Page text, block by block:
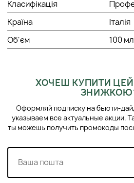
Класифікація
Країна
Італія
Об'єм
100
ХОЧЕШ КУПИТИ
Оформляй подписку на бьюти-
указываем все актуальные акции.
ты можешь получить промокоды